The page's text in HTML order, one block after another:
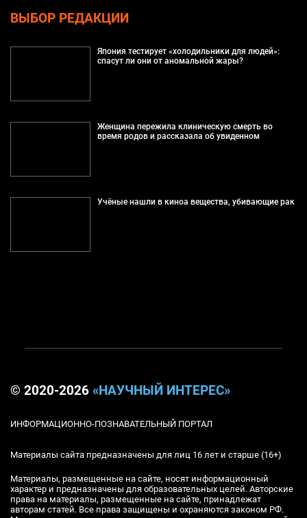
ВЫБОР РЕДАКЦИИ
Япония тестирует «холодильники для людей»:
спасут ли они от аномальной жары?
Женщина пережила клиническую смерть во
время родов и рассказала об увиденном
Учёные нашли в киноа вещества, убивающие рак
© 2020-2026 «НАУЧНЫЙ ИНТЕРЕС»
ИНФОРМАЦИОННО-ПОЗНАВАТЕЛЬНЫЙ ПОРТАЛ
Материалы сайта предназначены для лиц 16 лет и старше (16+)
Материалы, размещенные на сайте, носят информационный
характер и предназначены для образовательных целей. Авторские
права на материалы, размещенные на сайте, принадлежат
авторам статей. Все права защищены и охраняются законом РФ.